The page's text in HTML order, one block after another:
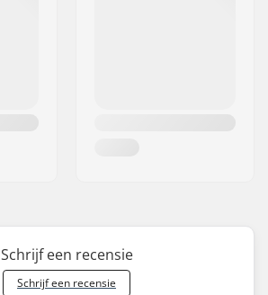
Schrijf een recensie
Schrijf een recensie